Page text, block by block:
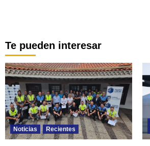
Te pueden interesar
Noticias Recientes